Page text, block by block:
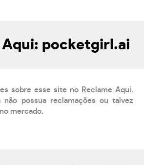
Aqui: pocketgirl.ai
sobre esse site no Reclame Aqui.
não possua reclamações ou talvez
mercado.